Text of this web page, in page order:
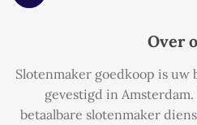
h
A
Over
Slotenmaker goedkoop is
gevestigd in
betaalbare slotenmaker